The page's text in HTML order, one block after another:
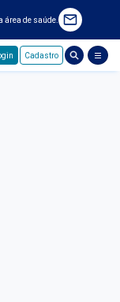
área de saúde.
Cadastro